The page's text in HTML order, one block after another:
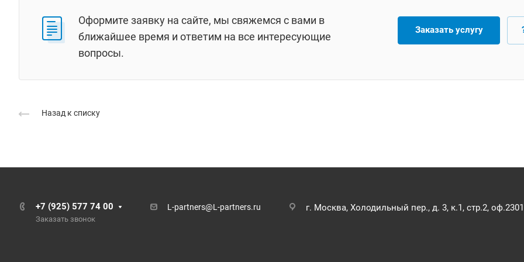
Оформите заявку на сайте, мы свяжемся с вами в
ближайшее время и ответим на все интересующие
вопросы.
Заказать услугу
Назад к списку
+7 (925) 577 74 00
Заказать звонок
L-partners@L-partners.ru г. Москва, Холодильный пер., д. 3, к.1, стр.2,